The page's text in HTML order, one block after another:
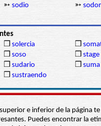
➳ sodio ➳
❒ solercia ❒
❒ soso ❒ stage
❒ sudario ❒ suma
❒ sustraendo
e inferior de la página
Puedes encontrar la